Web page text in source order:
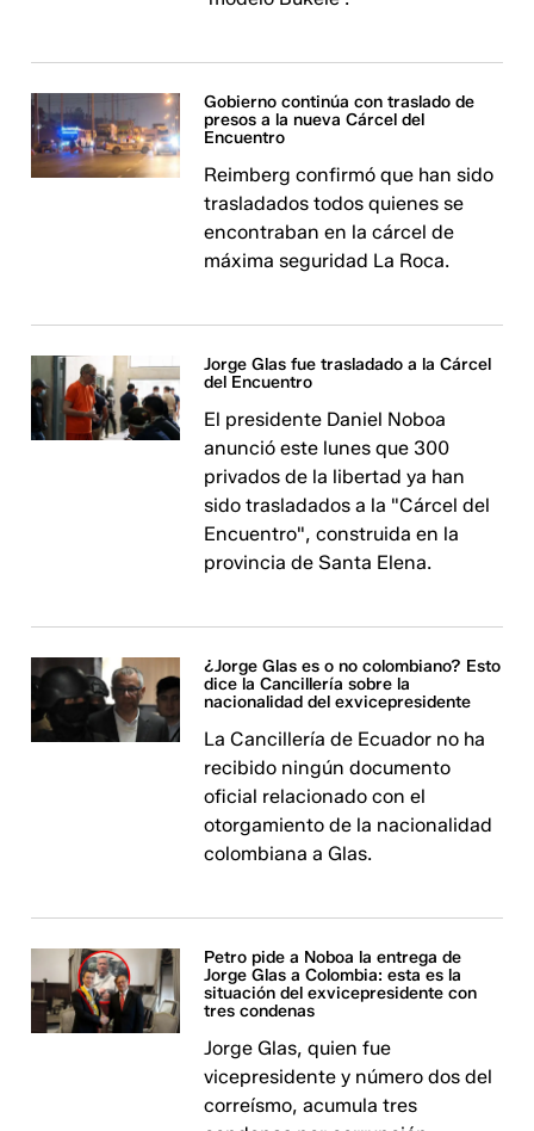
Gobierno continúa con traslado de
presos a la nueva Cárcel del
Encuentro
Reimberg confirmó que han sido
trasladados todos quienes se
encontraban en la cárcel de
máxima seguridad La Roca.
Jorge Glas fue trasladado a la Cárcel
del Encuentro
El presidente Daniel Noboa
anunció este lunes que 300
privados de la libertad ya han
sido trasladados a la "Cárcel del
Encuentro", construida en la
provincia de Santa Elena.
¿Jorge Glas es o no colombiano? Esto
dice la Cancillería sobre la
nacionalidad del exvicepresidente
La Cancillería de Ecuador no ha
recibido ningún documento
oficial relacionado con el
otorgamiento de la nacionalidad
colombiana a Glas.
Petro pide a Noboa la entrega de
Jorge Glas a Colombia: esta es la
situación del exvicepresidente con
tres condenas
Jorge Glas, quien fue
vicepresidente y número dos del
correísmo, acumula tres